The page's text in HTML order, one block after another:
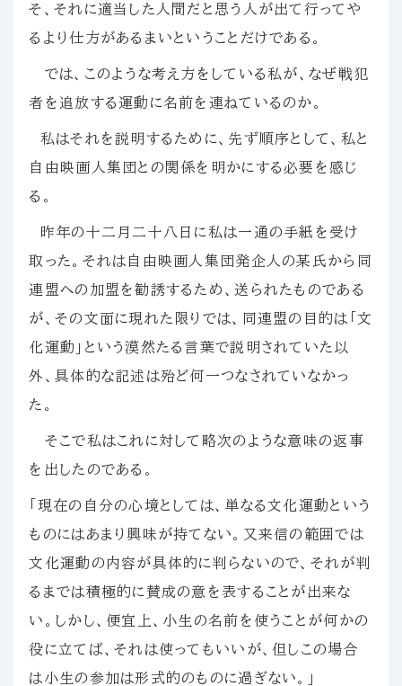
そ、それに適当した人間だと思う人が出て行ってや
るより仕方があるまいということだけである。
では、このような考え方をしている私が、なぜ戦犯
者を追放する運動に名前を連ねているのか。
私はそれを説明するために、先ず順序として、私と
自由映画人集団との関係を明かにする必要を感じ
る。
昨年の十二月二十八日に私は一通の手紙を受け
取った。それは自由映画人集団発企人の某氏から同
連盟への加盟を勧誘するため、送られたものである
が、その文面に現れた限りでは、同連盟の目的は「文
化運動」という漠然たる言葉で説明されていた以
外、具体的な記述は殆ど何一つなされていなかっ
た。
そこで私はこれに対して略次のような意味の返事
を出したのである。
「現在の自分の心境としては、単なる文化運動という
ものにはあまり興味が持てない。又来信の範囲では
文化運動の内容が具体的に判らないので、それが判
るまでは積極的に賛成の意を表することが出来な
い。しかし、便宜上、小生の名前を使うことが何かの
役に立てば、それは使ってもいいが、但しこの場合
は小生の参加は形式的のものに過ぎない。」